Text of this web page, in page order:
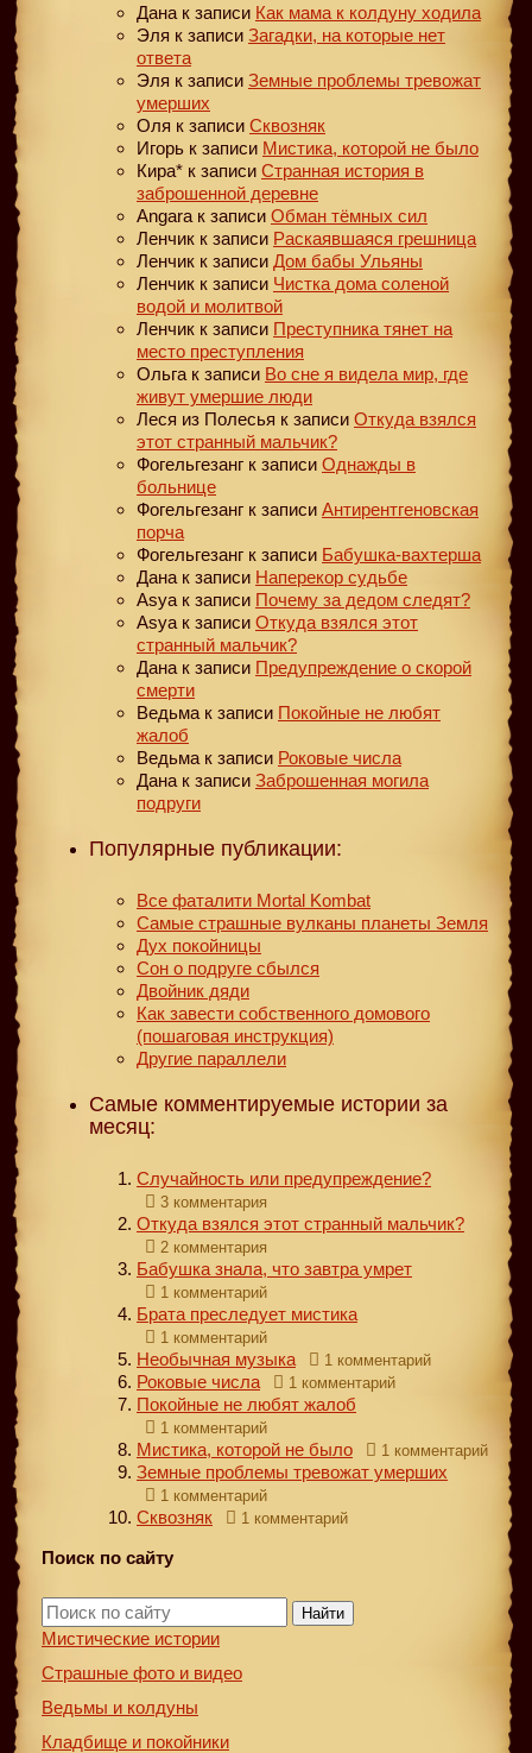
Дана к записи Как мама к колдуну ходила
Эля к записи Загадки, на которые нет
ответа
Эля к записи Земные проблемы тревожат
умерших
Оля к записи Сквозняк
Игорь к записи Мистика, которой не было
Кира* к записи Странная история в
заброшенной деревне
Angara к записи Обман тёмных сил
Ленчик к записи Раскаявшаяся грешница
Ленчик к записи Дом бабы Ульяны
Ленчик к записи Чистка дома соленой
водой и молитвой
Ленчик к записи Преступника тянет на
место преступления
Ольга к записи Во сне я видела мир, где
живут умершие люди
Леся из Полесья к записи Откуда взялся
этот странный мальчик?
Фогельгезанг к записи Однажды в
больнице
Фогельгезанг к записи Антирентгеновская
порча
Фогельгезанг к записи Бабушка-вахтерша
Дана к записи Наперекор судьбе
Asya к записи Почему за дедом следят?
Asya к записи Откуда взялся этот
странный мальчик?
Дана к записи Предупреждение о скорой
смерти
Ведьма к записи Покойные не любят
жалоб
Ведьма к записи Роковые числа
Дана к записи Заброшенная могила
подруги
Популярные публикации:
Все фаталити Mortal Kombat
Самые страшные вулканы планеты Земля
Дух покойницы
Сон о подруге сбылся
Двойник дяди
Как завести собственного домового
(пошаговая инструкция)
Другие параллели
Самые комментируемые истории за
месяц:
Случайность или предупреждение?
3 комментария
Откуда взялся этот странный мальчик?
2 комментария
Бабушка знала, что завтра умрет
1 комментарий
Брата преследует мистика
1 комментарий
Необычная музыка 1 комментарий
Роковые числа 1 комментарий
Покойные не любят жалоб
1 комментарий
Мистика, которой не было 1 комментарий
Земные проблемы тревожат умерших
1 комментарий
Сквозняк 1 комментарий
Поиск по сайту
Найти
Мистические истории
Страшные фото и видео
Ведьмы и колдуны
Кладбище и покойники